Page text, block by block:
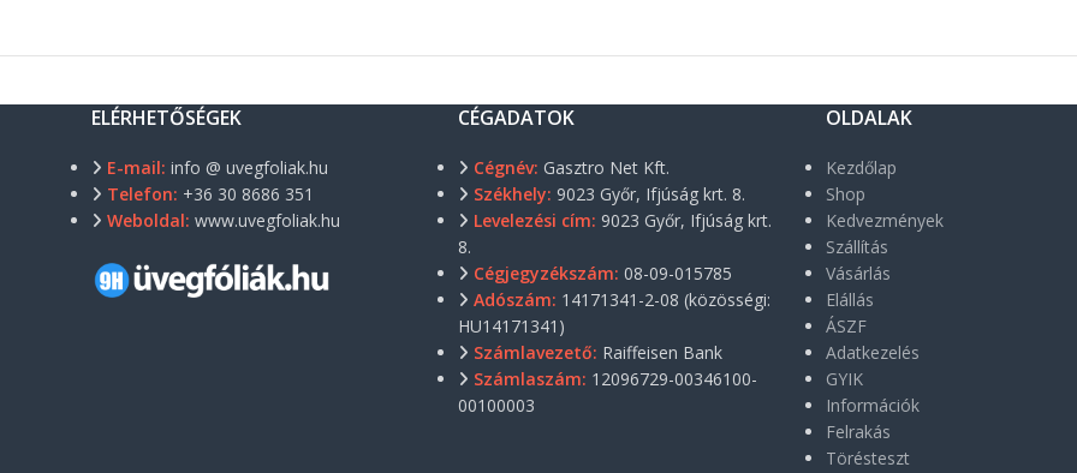
ELÉRHETŐSÉGEK
E-mail: info @ uvegfoliak.hu
Telefon: +36 30 8686 351
Weboldal: www.uvegfoliak.hu
CÉGADATOK
Cégnév: Gasztro Net Kft.
Székhely: 9023 Győr, Ifjúság krt. 8.
Levelezési cím: 9023 Győr, Ifjúság krt.
8.
Cégjegyzékszám: 08-09-015785
Adószám: 14171341-2-08 (közösségi:
HU14171341)
Számlavezető: Raiffeisen Bank
Számlaszám: 12096729-00346100-
00100003
OLDALAK
Kezdőlap
Shop
Kedvezmények
Szállítás
Vásárlás
Elállás
ÁSZF
Adatkezelés
GYIK
Információk
Felrakás
Törésteszt